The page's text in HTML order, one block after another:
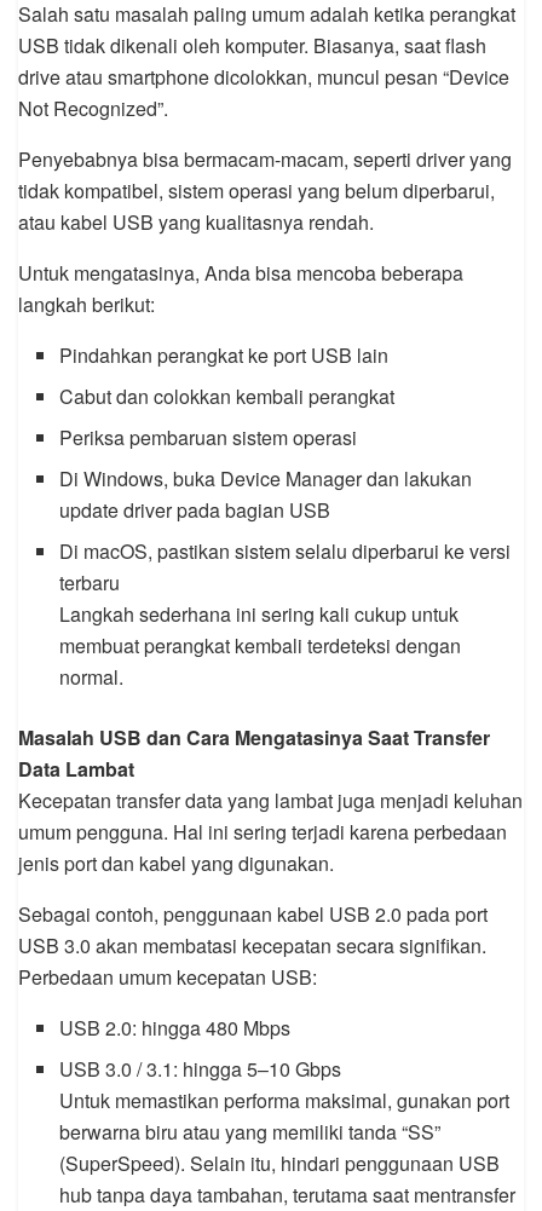
Salah satu masalah paling umum adalah ketika perangkat
USB tidak dikenali oleh komputer. Biasanya, saat flash
drive atau smartphone dicolokkan, muncul pesan “Device
Not Recognized”.
Penyebabnya bisa bermacam-macam, seperti driver yang
tidak kompatibel, sistem operasi yang belum diperbarui,
atau kabel USB yang kualitasnya rendah.
Untuk mengatasinya, Anda bisa mencoba beberapa
langkah berikut:
Pindahkan perangkat ke port USB lain
Cabut dan colokkan kembali perangkat
Periksa pembaruan sistem operasi
Di Windows, buka Device Manager dan lakukan
update driver pada bagian USB
Di macOS, pastikan sistem selalu diperbarui ke versi
terbaru
Langkah sederhana ini sering kali cukup untuk
membuat perangkat kembali terdeteksi dengan
normal.
Masalah USB dan Cara Mengatasinya Saat Transfer
Data Lambat
Kecepatan transfer data yang lambat juga menjadi keluhan
umum pengguna. Hal ini sering terjadi karena perbedaan
jenis port dan kabel yang digunakan.
Sebagai contoh, penggunaan kabel USB 2.0 pada port
USB 3.0 akan membatasi kecepatan secara signifikan.
Perbedaan umum kecepatan USB:
USB 2.0: hingga 480 Mbps
USB 3.0 / 3.1: hingga 5–10 Gbps
Untuk memastikan performa maksimal, gunakan port
berwarna biru atau yang memiliki tanda “SS”
(SuperSpeed). Selain itu, hindari penggunaan USB
hub tanpa daya tambahan, terutama saat mentransfer